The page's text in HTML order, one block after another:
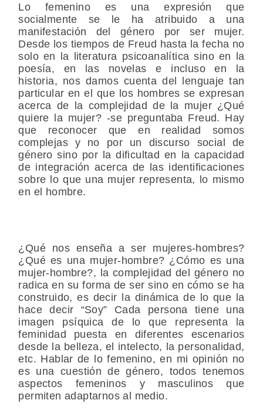
Lo femenino es una expresión que
socialmente se le ha atribuido a una
manifestación del género por ser mujer.
Desde los tiempos de Freud hasta la fecha no
solo en la literatura psicoanalítica sino en la
poesía, en las novelas e incluso en la
historia, nos damos cuenta del lenguaje tan
particular en el que los hombres se expresan
acerca de la complejidad de la mujer ¿Qué
quiere la mujer? -se preguntaba Freud. Hay
que reconocer que en realidad somos
complejas y no por un discurso social de
género sino por la dificultad en la capacidad
de integración acerca de las identificaciones
sobre lo que una mujer representa, lo mismo
en el hombre.
¿Qué nos enseña a ser mujeres-hombres?
¿Qué es una mujer-hombre? ¿Cómo es una
mujer-hombre?, la complejidad del género no
radica en su forma de ser sino en cómo se ha
construido, es decir la dinámica de lo que la
hace decir “Soy” Cada persona tiene una
imagen psíquica de lo que representa la
feminidad puesta en diferentes escenarios
desde la belleza, el intelecto, la personalidad,
etc. Hablar de lo femenino, en mi opinión no
es una cuestión de género, todos tenemos
aspectos femeninos y masculinos que
permiten adaptarnos al medio.